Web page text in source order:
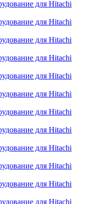
для Hitachi
для Hitachi
для Hitachi
для Hitachi
для Hitachi
для Hitachi
для Hitachi
для Hitachi
для Hitachi
для Hitachi
для Hitachi
для Hitachi